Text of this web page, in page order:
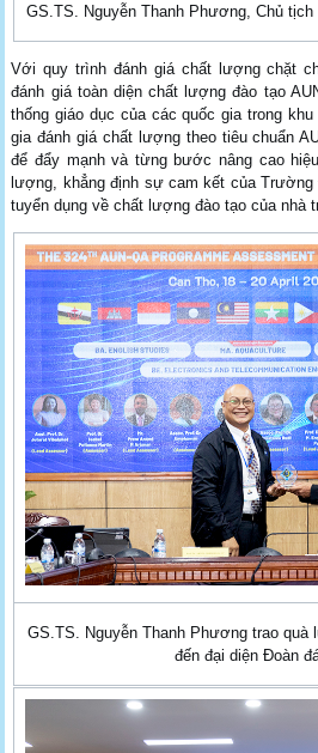
GS.TS. Nguyễn Thanh Phương, Chủ
Với quy trình đánh giá chất lượng chặt
đánh giá toàn diện chất lượng đào tạo
thống giáo dục của các quốc gia trong
gia đánh giá chất lượng theo tiêu chuẩn
để đẩy mạnh và từng bước nâng cao
lượng, khẳng định sự cam kết của
tuyển dụng về chất lượng đào tạo của nhà
GS.TS. Nguyễn Thanh Phương trao
đến đại diện Đoàn